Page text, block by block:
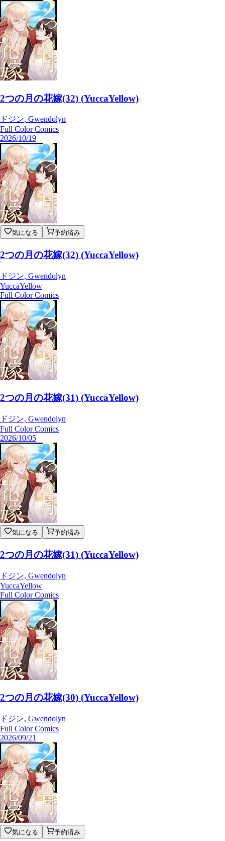
2つの月の花嫁(32) (YuccaYellow)
ドジン, Gwendolyn
Full Color Comics
2026/10/19
気になる 予約済み
2つの月の花嫁(32) (YuccaYellow)
ドジン, Gwendolyn
YuccaYellow
Full Color Comics
2つの月の花嫁(31) (YuccaYellow)
ドジン, Gwendolyn
Full Color Comics
2026/10/05
気になる 予約済み
2つの月の花嫁(31) (YuccaYellow)
ドジン, Gwendolyn
YuccaYellow
Full Color Comics
2つの月の花嫁(30) (YuccaYellow)
ドジン, Gwendolyn
Full Color Comics
2026/09/21
気になる 予約済み